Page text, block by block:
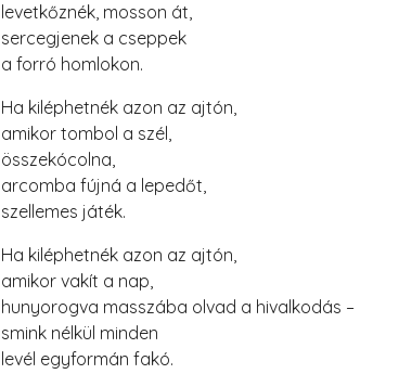
levetkőznék, mosson át,
sercegjenek a cseppek
a forró homlokon.
Ha kiléphetnék azon az ajtón,
amikor tombol a szél,
összekócolna,
arcomba fújná a lepedőt,
szellemes játék.
Ha kiléphetnék azon az ajtón,
amikor vakít a nap,
hunyorogva masszába olvad a hivalkodás –
smink nélkül minden
levél egyformán fakó.